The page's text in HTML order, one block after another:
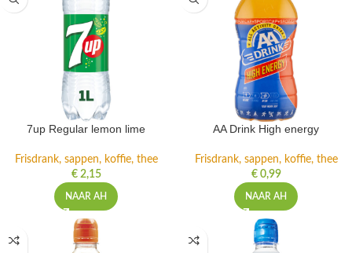
7up Regular lemon lime
Frisdrank, sappen, koffie, thee
€2,15
NAAR AH
AA Drink High energy
Frisdrank, sappen, koffie, thee
€0,99
NAAR AH